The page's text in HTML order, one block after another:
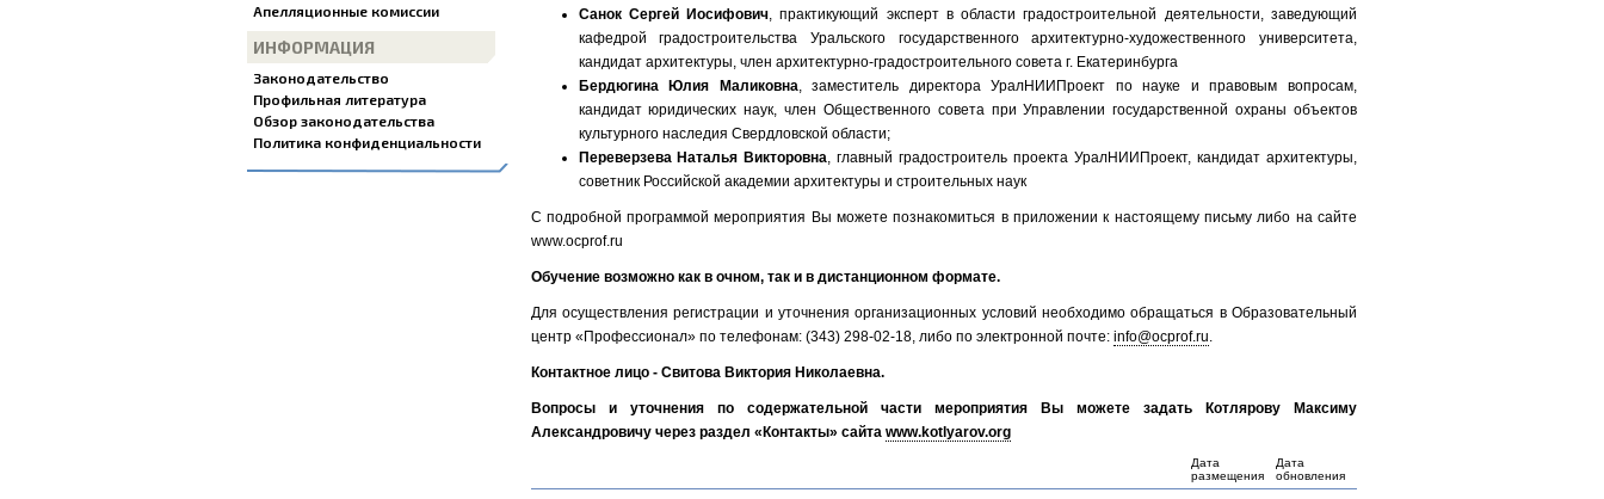
Апелляционные комиссии
ИНФОРМАЦИЯ
Законодательство
Профильная литература
Обзор законодательства
Политика конфиденциальности
Санок Сергей Иосифович, практикующий эксперт в области градостроительной деятельности, заведующий
кафедрой градостроительства Уральского государственного архитектурно-художественного университета,
кандидат архитектуры, член архитектурно-градостроительного совета г. Екатеринбурга
Бердюгина Юлия Маликовна, заместитель директора УралНИИПроект по науке и правовым вопросам,
кандидат юридических наук, член Общественного совета при Управлении государственной охраны объектов
культурного наследия Свердловской области;
Переверзева Наталья Викторовна, главный градостроитель проекта УралНИИПроект, кандидат архитектуры,
советник Российской академии архитектуры и строительных наук
С подробной программой мероприятия Вы можете познакомиться в приложении к настоящему письму либо на сайте
www.ocprof.ru
Обучение возможно как в очном, так и в дистанционном формате.
Для осуществления регистрации и уточнения организационных условий необходимо обращаться в Образовательный
центр «Профессионал» по телефонам: (343) 298-02-18, либо по электронной почте: info@ocprof.ru.
Контактное лицо - Свитова Виктория Николаевна.
Вопросы и уточнения по содержательной части мероприятия Вы можете задать Котлярову Максиму
Александровичу через раздел «Контакты» сайта www.kotlyarov.org
Дата
размещения
Дата
обновления